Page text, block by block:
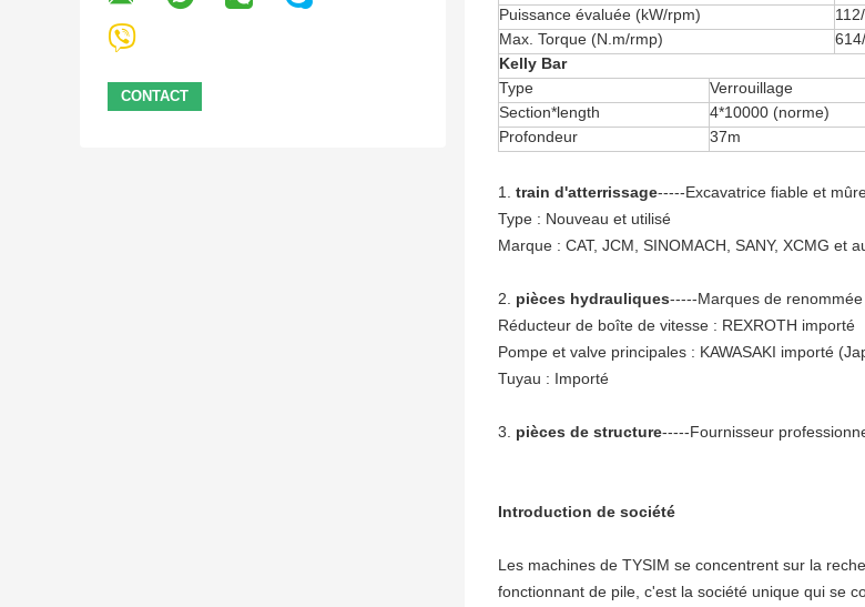
Puissance évaluée (kW/rpm)
Max. Torque (N.m/rmp)
Kelly Bar
Type
Verrouillage
Section*length
4*10000 (norme)
Profondeur
37m
1. train d'atterrissage-----Excavatrice fiable et
Type : Nouveau et utilisé
Marque : CAT, JCM, SINOMACH, SANY, XCMG et
2. pièces hydrauliques-----Marques de
Réducteur de boîte de vitesse : REXROTH importé
Pompe et valve principales : KAWASAKI importé
Tuyau : Importé
3. pièces de structure-----Fournisseur
Introduction de société
Les machines de TYSIM se concentrent sur la
fonctionnant de pile, c'est la société unique qui se